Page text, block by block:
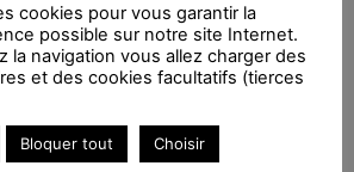
connecté pour consulter le détail
de ce cette offre.
cookies pour vous garantir la
possible sur notre site Internet.
la navigation vous allez charger des
et des cookies facultatifs (tierces
Bloquer tout Choisir